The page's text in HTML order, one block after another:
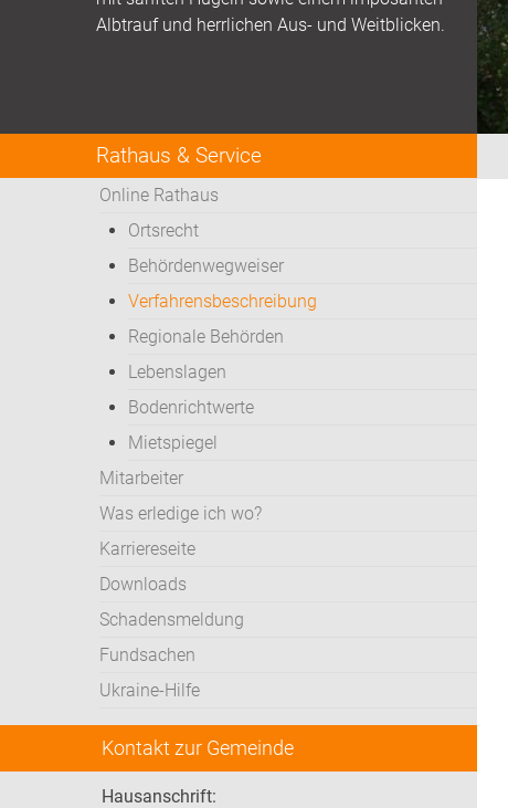
Albtrauf und herrlichen Aus- und Weitblicken.
Rathaus & Service
Online Rathaus
Ortsrecht
Behördenwegweiser
Verfahrensbeschreibung
Regionale Behörden
Lebenslagen
Bodenrichtwerte
Mietspiegel
Mitarbeiter
Was erledige ich wo?
Karriereseite
Downloads
Schadensmeldung
Fundsachen
Ukraine-Hilfe
Kontakt zur Gemeinde
Hausanschrift: